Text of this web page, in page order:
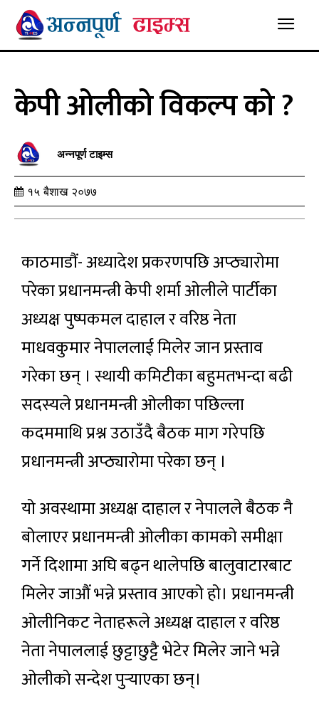
केपी ओलीको विकल्प को ?
अन्नपूर्ण टाइम्स
१५ बैशाख २०७७
काठमाडौं- अध्यादेश प्रकरणपछि अप्ठ्यारोमा
परेका प्रधानमन्त्री केपी शर्मा ओलीले पार्टीका
अध्यक्ष पुष्पकमल दाहाल र वरिष्ठ नेता
माधवकुमार नेपाललाई मिलेर जान प्रस्ताव
गरेका छन् । स्थायी कमिटीका बहुमतभन्दा बढी
सदस्यले प्रधानमन्त्री ओलीका पछिल्ला
कदममाथि प्रश्न उठाउँदै बैठक माग गरेपछि
प्रधानमन्त्री अप्ठ्यारोमा परेका छन् ।
यो अवस्थामा अध्यक्ष दाहाल र नेपालले बैठक नै
बोलाएर प्रधानमन्त्री ओलीका कामको समीक्षा
गर्ने दिशामा अघि बढ्न थालेपछि बालुवाटारबाट
मिलेर जाऔं भन्ने प्रस्ताव आएको हो। प्रधानमन्त्री
ओलीनिकट नेताहरूले अध्यक्ष दाहाल र वरिष्ठ
नेता नेपाललाई छुट्टाछुट्टै भेटेर मिलेर जाने भन्ने
ओलीको सन्देश पुर्‍याएका छन्।